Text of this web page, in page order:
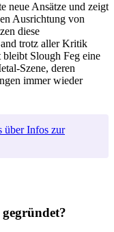
neue Ansätze und zeigt
Ausrichtung von
diese
trotz aller Kritik
Slough Feg eine
Szene, deren
immer wieder
über Infos zur